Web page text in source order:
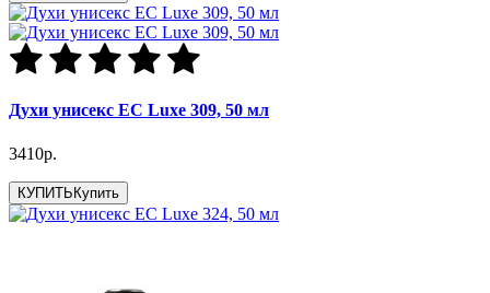
Духи унисекс EC Luxe 309, 50 мл
3410р.
КУПИТЬКупить